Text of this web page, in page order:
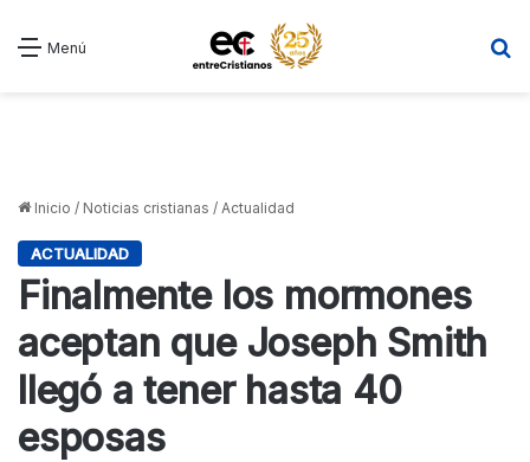
Menú
Inicio / Noticias cristianas / Actualidad
ACTUALIDAD
Finalmente los mormones
aceptan que Joseph Smith
llegó a tener hasta 40
esposas